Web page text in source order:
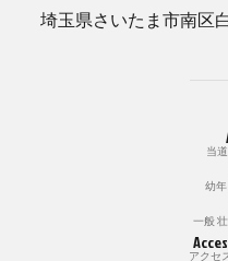
埼玉県さいたま市南区
当
幼
一般
アクセ